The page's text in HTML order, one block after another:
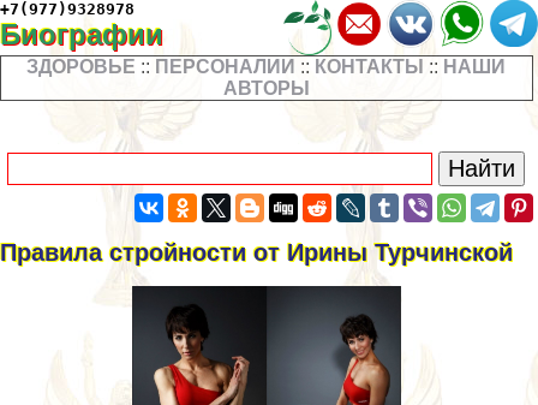
+7(977)9328978
Биографии
ЗДОРОВЬЕ :: ПЕРСОНАЛИИ :: КОНТАКТЫ :: НАШИ
АВТОРЫ
Правила стройности от Ирины Турчинской